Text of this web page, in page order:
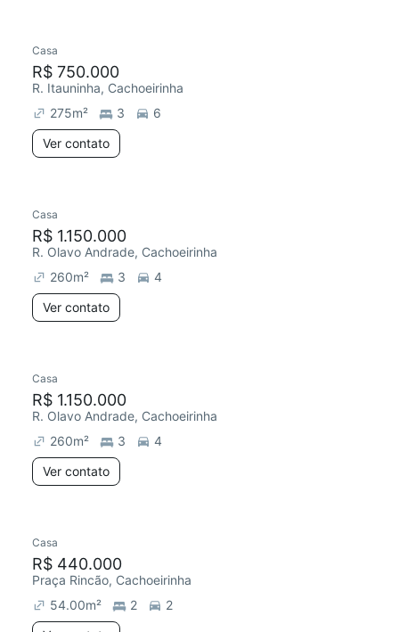
Casa
R$ 750.000
R. Itauninha, Cachoeirinha
275m² 3
6
Ver contato
Casa
R$ 1.150.000
R. Olavo Andrade, Cachoeirinha
260m² 3
4
Ver contato
Casa
R$ 1.150.000
R. Olavo Andrade, Cachoeirinha
260m² 3
4
Ver contato
Casa
R$ 440.000
Praça Rincão, Cachoeirinha
54.00m² 2
2